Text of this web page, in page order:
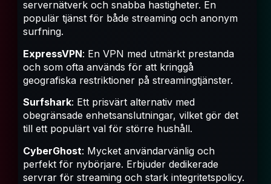
servernätverk och snabba hastigheter. En
populär tjänst för både streaming och anonym
surfning.
ExpressVPN: En VPN med utmärkt prestanda
och som ofta används för att kringgå
geografiska restriktioner på streamingtjänster.
Surfshark: Ett prisvärt alternativ med
obegränsade enhetsanslutningar, vilket gör det
till ett populärt val för större hushåll.
CyberGhost: Mycket användarvänlig och
perfekt för nybörjare. Erbjuder dedikerade
servrar för streaming och stark integritetspolicy.